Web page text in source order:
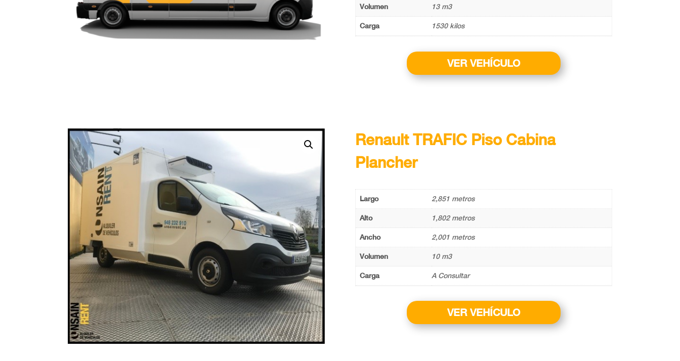
Volumen 13 m3
Carga 1530 kilos
VER VEHÍCULO
Renault TRAFIC Piso Cabina
Plancher
Largo 2,851 metros
Alto 1,802 metros
Ancho 2,001 metros
Volumen 10 m3
Carga A Consultar
VER VEHÍCULO